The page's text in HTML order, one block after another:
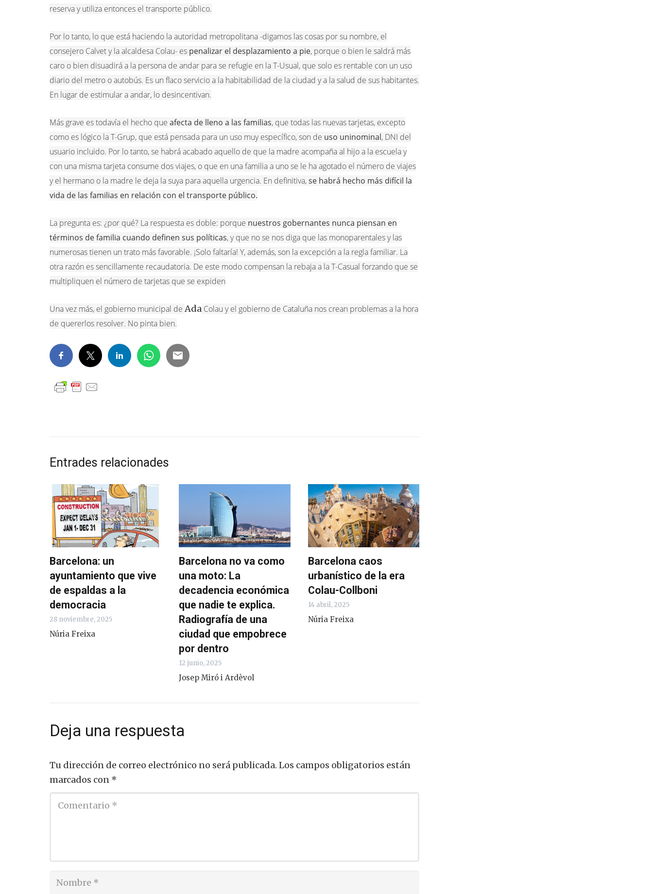
reserva y utiliza entonces el transporte público.
Por lo tanto, lo que está haciendo la autoridad metropolitana -digamos las cosas por su nombre, el
consejero Calvet y la alcaldesa Colau- es penalizar el desplazamiento a pie, porque o bien le saldrá más
caro o bien disuadirá a la persona de andar para se refugie en la T-Usual, que solo es rentable con un uso
diario del metro o autobús. Es un flaco servicio a la habitabilidad de la ciudad y a la salud de sus habitantes.
En lugar de estimular a andar, lo desincentivan.
Más grave es todavía el hecho que afecta de lleno a las familias, que todas las nuevas tarjetas, excepto
como es lógico la T-Grup, que está pensada para un uso muy específico, son de uso uninominal, DNI del
usuario incluido. Por lo tanto, se habrá acabado aquello de que la madre acompaña al hijo a la escuela y
con una misma tarjeta consume dos viajes, o que en una familia a uno se le ha agotado el número de viajes
y el hermano o la madre le deja la suya para aquella urgencia. En definitiva,se habrá hecho más difícil la
vida de las familias en relación con el transporte público.
La pregunta es: ¿por qué? La respuesta es doble: porque nuestros gobernantes nunca piensan en
términos de familia cuando definen sus políticas, y que no se nos diga que las monoparentales y las
numerosas tienen un trato más favorable. ¡Solo faltaría! Y, además, son la excepción a la regla familiar. La
otra razón es sencillamente recaudatoria. De este modo compensan la rebaja a la T-Casual forzando que se
multipliquen el número de tarjetas que se expiden
Una vez más, el gobierno municipal de Ada Colau y el gobierno de Cataluña nos crean problemas a la hora
de quererlos resolver. No pinta bien.
Entrades relacionades
Barcelona: un
ayuntamiento que vive
de espaldas a la
democracia
28 noviembre, 2025
Núria Freixa
Barcelona no va como
una moto: La
decadencia económica
que nadie te explica.
Radiografía de una
ciudad que empobrece
por dentro
12 junio, 2025
Josep Miró i Ardèvol
Barcelona caos
urbanístico de la era
Colau-Collboni
14 abril, 2025
Núria Freixa
Deja una respuesta
Tu dirección de correo electrónico no será publicada. Los campos obligatorios están
marcados con *